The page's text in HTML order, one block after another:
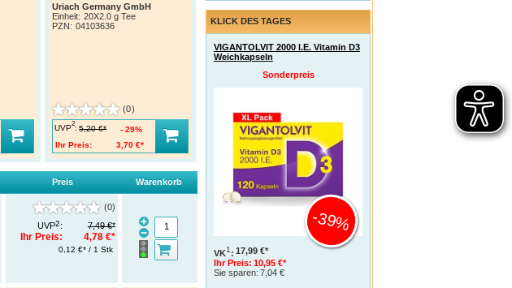
Uriach Germany GmbH
Einheit: 20X2.0 g Tee
PZN: 04103636
(0)
UVP
2
: 5,20 €*
Ihr Preis:
3,70 €*
29%
Preis Warenkorb
(0)
UVP2: 7,49 €*
Ihr Preis: 4,78 €*
0,12 €* / 1 Stk
KLICK DES TAGES
VIGANTOLVIT 2000 I.E. Vitamin D3
Weichkapseln
Sonderpreis
VK1 : 17,99 €*
Ihr Preis: 10,95 €*
Sie sparen: 7,04 €
-39%